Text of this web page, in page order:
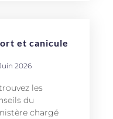
et canicule
2026
les
du
chargé